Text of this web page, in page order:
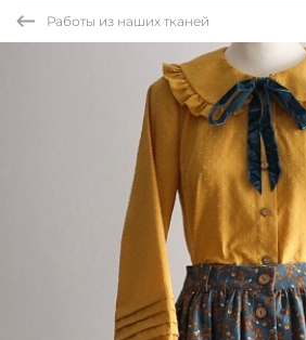
Работы из наших тканей